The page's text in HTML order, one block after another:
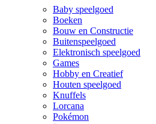
Baby speelgoed
Boeken
Bouw en Constructie
Buitenspeelgoed
Elektronisch speelgoed
Games
Hobby en Creatief
Houten speelgoed
Knuffels
Lorcana
Pokémon